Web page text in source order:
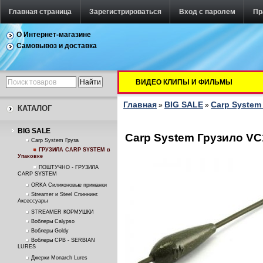
Главная страница Зарегистрироваться Вход с паролем
О Интернет-магазине
Самовывоз и доставка
КАТАЛОГ
BIG SALE
Carp System Груза
ГРУЗИЛА CARP SYSTEM в
Упаковке
ПОШТУЧНО - ГРУЗИЛА
CARP SYSTEM
ORKA Силиконовые приманки
Streamer и Steel Спиннинг.
Аксессуары
STREAMER КОРМУШКИ
Воблеры Calypso
Воблеры Goldy
Воблеры СРВ - SERBIAN
LURES
Джерки Monarch Lures
ВИДЕО КЛИПЫ И ФИЛЬМЫ
Главная » BIG SALE » Carp System
Carp System Грузило